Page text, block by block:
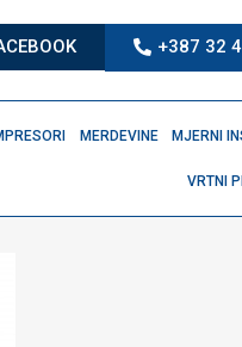
+387 32
MERDEVINE MJERNI
VRTNI